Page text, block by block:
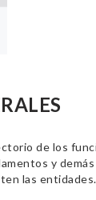
de los
y
las entidades.